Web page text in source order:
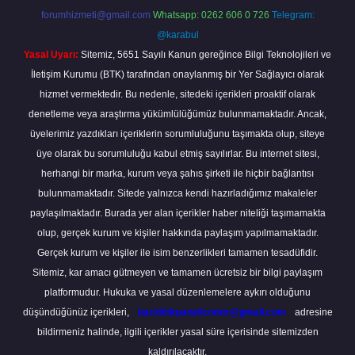
forumhizmeti@gmail.com Whatsapp: 0262 606 0 726 Telegram:
@karabul
Yasal Uyarı: Sitemiz, 5651 Sayılı Kanun gereğince Bilgi Teknolojileri ve
İletişim Kurumu (BTK) tarafından onaylanmış bir Yer Sağlayıcı olarak
hizmet vermektedir. Bu nedenle, sitedeki içerikleri proaktif olarak
denetleme veya araştırma yükümlülüğümüz bulunmamaktadır. Ancak,
üyelerimiz yazdıkları içeriklerin sorumluluğunu taşımakta olup, siteye
üye olarak bu sorumluluğu kabul etmiş sayılırlar. Bu internet sitesi,
herhangi bir marka, kurum veya şahıs şirketi ile hiçbir bağlantısı
bulunmamaktadır. Sitede yalnızca kendi hazırladığımız makaleler
paylaşılmaktadır. Burada yer alan içerikler haber niteliği taşımamakta
olup, gerçek kurum ve kişiler hakkında paylaşım yapılmamaktadır.
Gerçek kurum ve kişiler ile isim benzerlikleri tamamen tesadüfidir.
Sitemiz, kar amacı gütmeyen ve tamamen ücretsiz bir bilgi paylaşım
platformudur. Hukuka ve yasal düzenlemelere aykırı olduğunu
düşündüğünüz içerikleri,
backlinkpanelicomtr@gmail.com
adresine
bildirmeniz halinde, ilgili içerikler yasal süre içerisinde sitemizden
kaldırılacaktır.